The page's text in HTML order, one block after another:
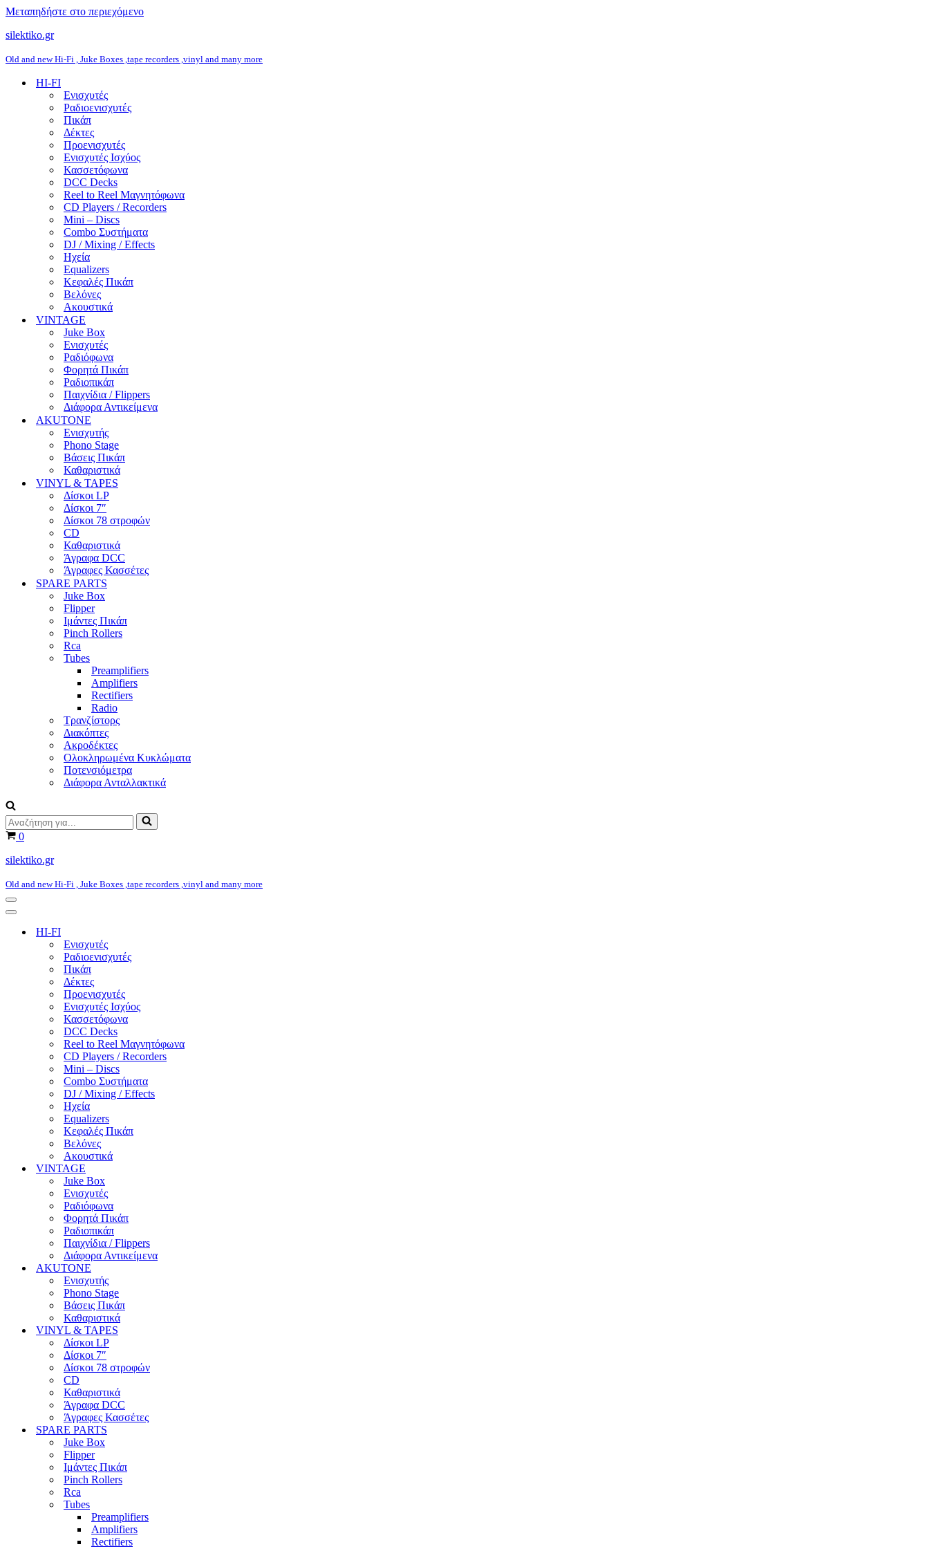
Μεταπηδήστε στο περιεχόμενο
silektiko.gr
Old and new Hi-Fi , Juke Boxes ,tape recorders ,vinyl and many more
HI-FI
Ενισχυτές
Ραδιοενισχυτές
Πικάπ
Δέκτες
Προενισχυτές
Ενισχυτές Ισχύος
Κασσετόφωνα
DCC Decks
Reel to Reel Μαγνητόφωνα
CD Players / Recorders
Mini – Discs
Combo Συστήματα
DJ / Mixing / Effects
Ηχεία
Equalizers
Κεφαλές Πικάπ
Βελόνες
Ακουστικά
VINTAGE
Juke Box
Ενισχυτές
Ραδιόφωνα
Φορητά Πικάπ
Ραδιοπικάπ
Παιχνίδια / Flippers
Διάφορα Αντικείμενα
AKUTONE
Ενισχυτής
Phono Stage
Βάσεις Πικάπ
Καθαριστικά
VINYL & TAPES
Δίσκοι LP
Δίσκοι 7″
Δίσκοι 78 στροφών
CD
Καθαριστικά
Άγραφα DCC
Άγραφες Κασσέτες
SPARE PARTS
Juke Box
Flipper
Ιμάντες Πικάπ
Pinch Rollers
Rca
Tubes
Preamplifiers
Amplifiers
Rectifiers
Radio
Τρανζίστορς
Διακόπτες
Ακροδέκτες
Ολοκληρωμένα Κυκλώματα
Ποτενσιόμετρα
Διάφορα Ανταλλακτικά
Αναζήτηση
για...Καλάθι
0
silektiko.gr
Old and new Hi-Fi , Juke Boxes ,tape recorders ,vinyl and many more
Μενού
πλοήγησης
Μενού
πλοήγησης
HI-FI
Ενισχυτές
Ραδιοενισχυτές
Πικάπ
Δέκτες
Προενισχυτές
Ενισχυτές Ισχύος
Κασσετόφωνα
DCC Decks
Reel to Reel Μαγνητόφωνα
CD Players / Recorders
Mini – Discs
Combo Συστήματα
DJ / Mixing / Effects
Ηχεία
Equalizers
Κεφαλές Πικάπ
Βελόνες
Ακουστικά
VINTAGE
Juke Box
Ενισχυτές
Ραδιόφωνα
Φορητά Πικάπ
Ραδιοπικάπ
Παιχνίδια / Flippers
Διάφορα Αντικείμενα
AKUTONE
Ενισχυτής
Phono Stage
Βάσεις Πικάπ
Καθαριστικά
VINYL & TAPES
Δίσκοι LP
Δίσκοι 7″
Δίσκοι 78 στροφών
CD
Καθαριστικά
Άγραφα DCC
Άγραφες Κασσέτες
SPARE PARTS
Juke Box
Flipper
Ιμάντες Πικάπ
Pinch Rollers
Rca
Tubes
Preamplifiers
Amplifiers
Rectifiers